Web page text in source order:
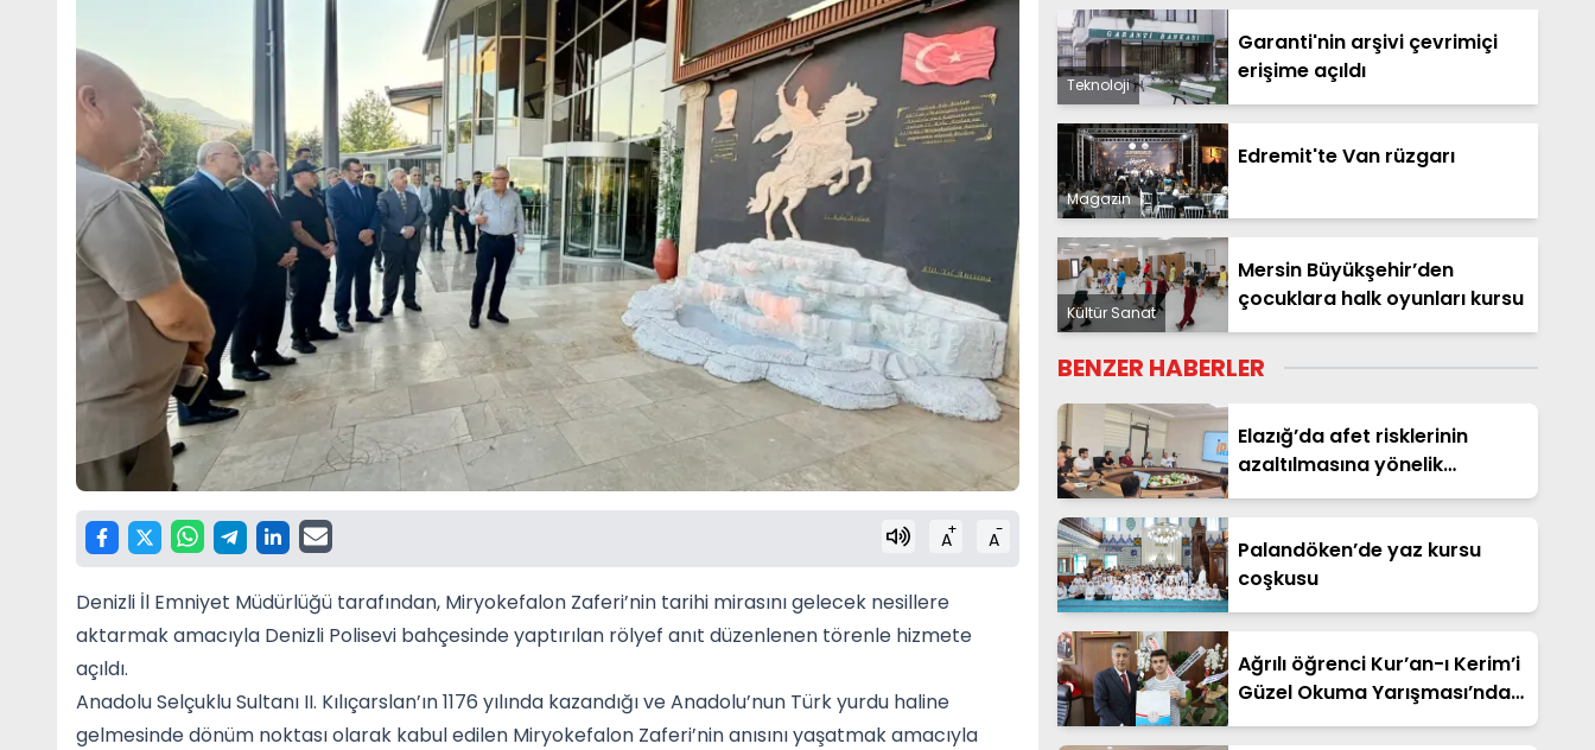
A+ A-
Denizli İl Emniyet Müdürlüğü tarafından, Miryokefalon Zaferi’nin tarihi mirasını gelecek nesillere
aktarmak amacıyla Denizli Polisevi bahçesinde yaptırılan rölyef anıt düzenlenen törenle hizmete
açıldı.
Anadolu Selçuklu Sultanı II. Kılıçarslan’ın 1176 yılında kazandığı ve Anadolu’nun Türk yurdu haline
gelmesinde dönüm noktası olarak kabul edilen Miryokefalon Zaferi’nin anısını yaşatmak amacıyla
Teknoloji
Garanti'nin arşivi çevrimiçi
erişime açıldı
Magazin
Edremit'te Van rüzgarı
Kültür Sanat
Mersin Büyükşehir’den
çocuklara halk oyunları kursu
BENZER HABERLER
Elazığ’da afet risklerinin
azaltılmasına yönelik
çalışmalar ele alındı
Palandöken’de yaz kursu
coşkusu
Ağrılı öğrenci Kur’an-ı Kerim’i
Güzel Okuma Yarışması’nda
Türkiye ikincisi oldu